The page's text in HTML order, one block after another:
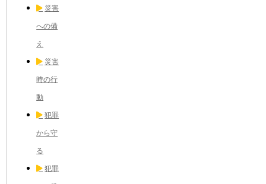
災害
への備
え
災害
時の行
動
犯罪
から守
る
犯罪